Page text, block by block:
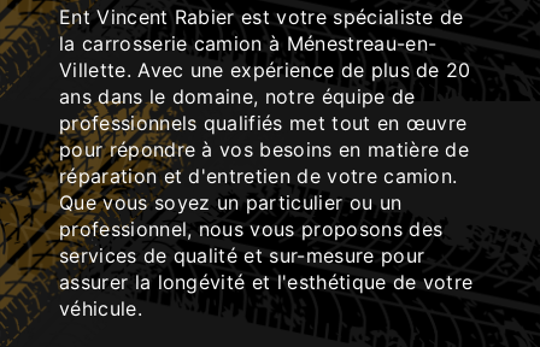
Ent Vincent Rabier est votre spécialiste de
la carrosserie camion à Ménestreau-en-
Villette. Avec une expérience de plus de 20
ans dans le domaine, notre équipe de
professionnels qualifiés met tout en œuvre
pour répondre à vos besoins en matière de
réparation et d'entretien de votre camion.
Que vous soyez un particulier ou un
professionnel, nous vous proposons des
services de qualité et sur-mesure pour
assurer la longévité et l'esthétique de votre
véhicule.